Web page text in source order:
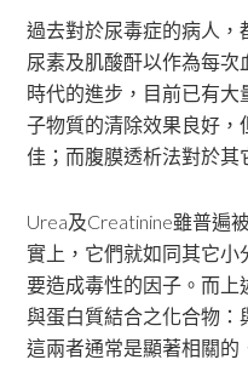
過去對於尿毒症的病人
尿素及肌酸酐以作為每
時代的進步，目前已有
子物質的清除效果良好，
佳；而腹膜透析法對於其
Urea及Creatinine雖普遍
實上，它們就如同其它小
要造成毒性的因子。而
與蛋白質結合之化合物：
這兩者通常是顯著相關的